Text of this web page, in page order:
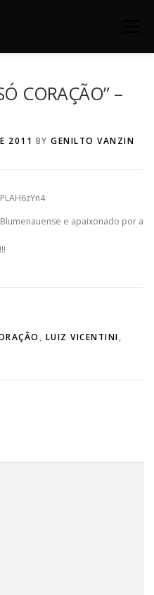
CORAÇÃO” –
2011 BY GENILTO VANZIN
e apaixonado por a
, LUIZ VICENTINI,